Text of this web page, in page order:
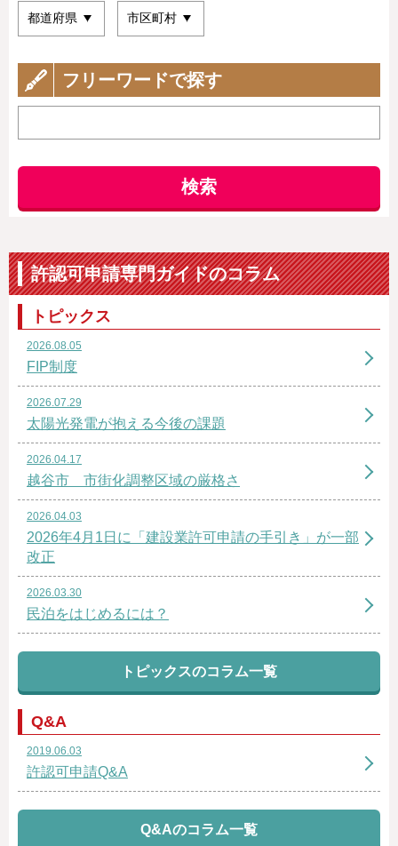
フリーワードで探す
検索
許認可申請専門ガイドのコラム
トピックス
2026.08.05
FIP制度
2026.07.29
太陽光発電が抱える今後の課題
2026.04.17
越谷市 市街化調整区域の厳格さ
2026.04.03
2026年4月1日に「建設業許可申請の手引き」が一部
改正
2026.03.30
民泊をはじめるには？
トピックスのコラム一覧
Q&A
2019.06.03
許認可申請Q&A
Q&Aのコラム一覧